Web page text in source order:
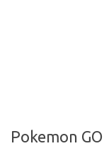
Cilt-Güzellik
Pokemon